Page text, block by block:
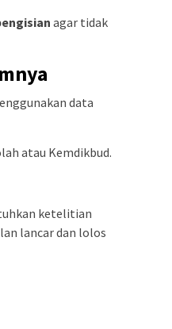
agar tidak
data
atau Kemdikbud.
ketelitian
lancar dan lolos